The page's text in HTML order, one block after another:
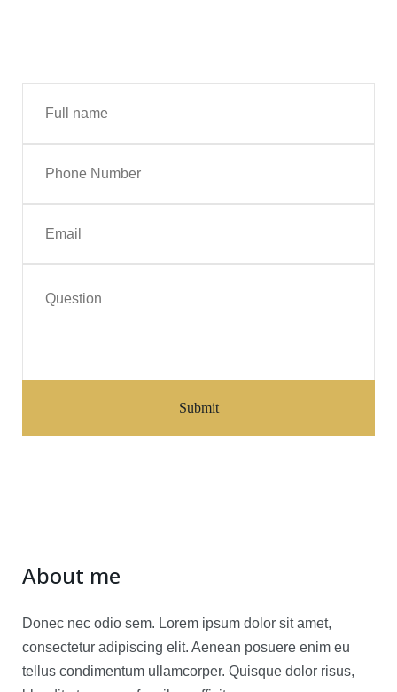
About me
Donec nec odio sem. Lorem ipsum dolor sit amet,
consectetur adipiscing elit. Aenean posuere enim eu
tellus condimentum ullamcorper. Quisque dolor risus,